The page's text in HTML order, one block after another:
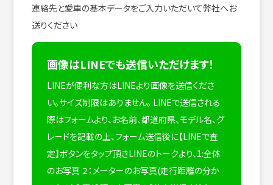
連絡先と愛車の基本データをご入力いただいて弊社へお
送りください
画像はLINEでも送信いただけます！
LINEが便利な方はLINEより画像を送信くださ
い。サイズ制限はありません。 LINEで送信される
際はフォームより、お名前、都道府県、モデル名、グ
レードを記載の上、フォーム送信後に【LINEで査
定】ボタンをタップ頂きLINEのトークより、1:全体
のお写真 ２：メーターのお写真(走行距離の分か